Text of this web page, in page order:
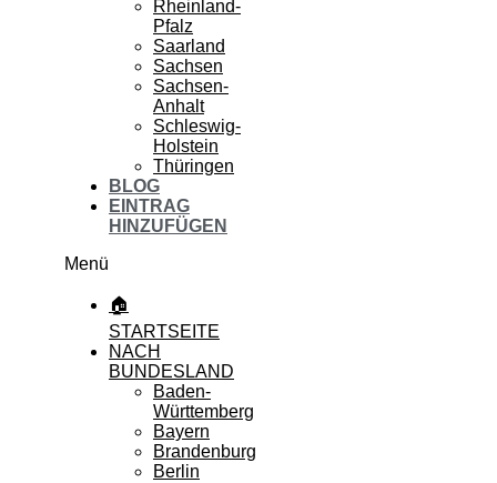
Rheinland-
Pfalz
Saarland
Sachsen
Sachsen-
Anhalt
Schleswig-
Holstein
Thüringen
BLOG
EINTRAG
HINZUFÜGEN
Menü
🏠
STARTSEITE
NACH
BUNDESLAND
Baden-
Württemberg
Bayern
Brandenburg
Berlin